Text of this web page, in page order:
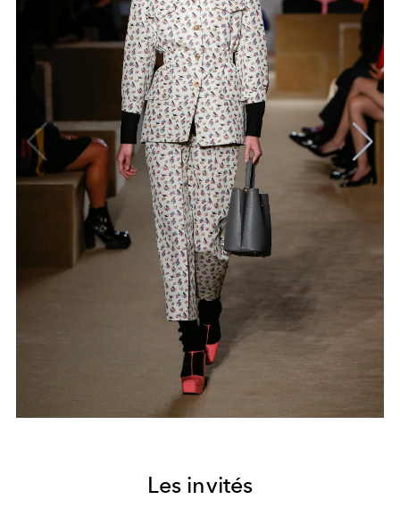
Les invités